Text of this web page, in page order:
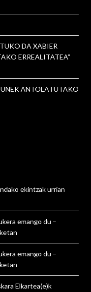
DA XABIER
ERREALITATEA”
ANTOLATUTAKO
ekintzak urrian
emango du –
emango du –
Elkartea(e)k